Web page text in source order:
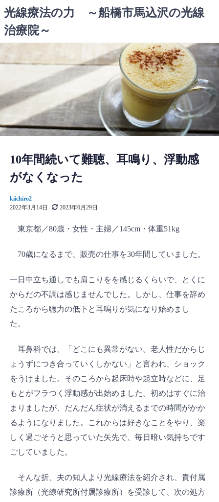
ン
テ
へ
ッ
プ
光線療法の力 ～船橋市馬込沢の光線
治療院～
10年間続いて難聴、耳鳴り、浮動感
がなくなった
kiichiro2
2022年3月14日
2023年6月29日
東京都／80歳・女性・主婦／145cm・体重51kg
70歳になるまで、販売の仕事を30年間していました。
一日中立ち通しでも肩こりをを感じるくらいで、とくに
からだの不調は感じませんでした。しかし、仕事を辞め
たころから聴力の低下と耳鳴りが気になり始めまし
た。
耳鼻科では、「どこにも異常がない。老人性だからじ
ょうずにつき合っていくしかない」と言われ、ショック
をうけました。そのころから起床時や起立時などに、足
もとがフラつく浮動感が出始めました。初めはすぐに治
まりましたが、だんだん症状が消えるまでの時間がかか
るようになりました。これからは好きなことをやり、楽
しく過ごそうと思っていた矢先で、毎日暗い気持ちです
ごしていました。
そんな折、夫の知人より光線療法を紹介され、貴付属
診療所（光線研究所付属診療所）を受診して、次の処方